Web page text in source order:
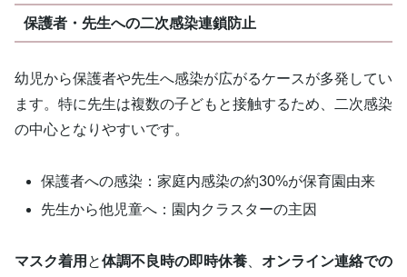
保護者・先生への二次感染連鎖防止
幼児から保護者や先生へ感染が広がるケースが多発してい
ます。特に先生は複数の子どもと接触するため、二次感染
の中心となりやすいです。
保護者への感染：家庭内感染の約30%が保育園由来
先生から他児童へ：園内クラスターの主因
マスク着用 と体調不良時の即時休養
オンライン連絡での